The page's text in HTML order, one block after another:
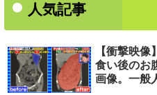
人気記事
【衝撃映像
食い後のお
画像。一般